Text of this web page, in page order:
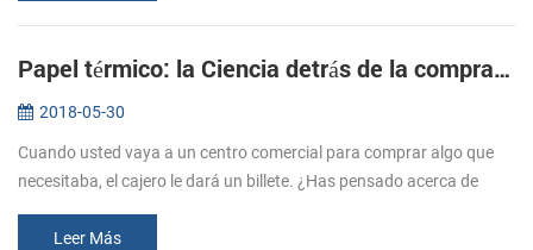
Papel térmico: la Ciencia detrás de la compra de entradas
2018-05-30
Cuando usted vaya a un centro comercial para comprar algo que
necesitaba, el cajero le dará un billete. ¿Has pensado acerca de
impresión, e...
Leer Más